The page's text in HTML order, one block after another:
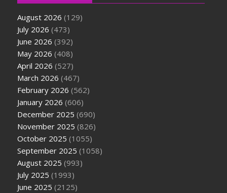
August 2026 (129)
July 2026 (473)
June 2026 (392)
May 2026 (408)
April 2026 (527)
March 2026 (467)
February 2026 (562)
January 2026 (606)
December 2025 (690)
November 2025 (826)
October 2025 (1055)
September 2025 (1058)
August 2025 (993)
July 2025 (1993)
June 2025 (2125)